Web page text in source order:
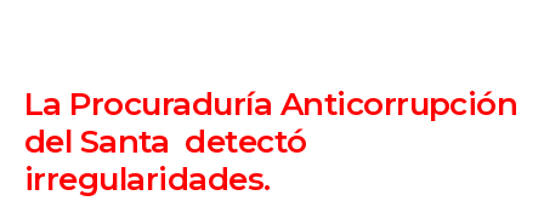
La Procuraduría Anticorrupción
del Santa detectó
irregularidades.